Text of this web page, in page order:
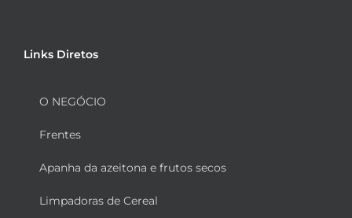
Links Diretos
O NEGÓCIO
Frentes
Apanha da azeitona e frutos secos
Limpadoras de Cereal